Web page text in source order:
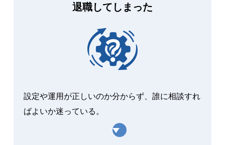
退職してしまった
設定や運用が正しいのか分からず、誰に相談すれ
ばよいか迷っている。